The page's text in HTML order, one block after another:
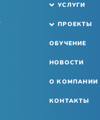
УСЛУГИ
ПРОЕКТЫ
ОБУЧЕНИЕ
НОВОСТИ
О КОМПАНИИ
КОНТАКТЫ